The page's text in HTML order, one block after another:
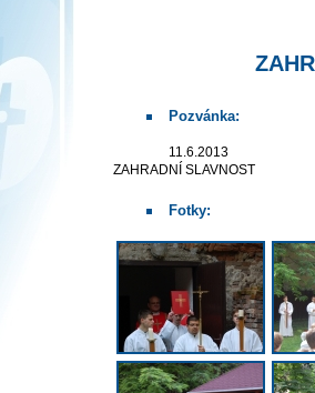
Pozvánka:
11.6.2013
ZAHRADNÍ SLAVNOST
Fotky: